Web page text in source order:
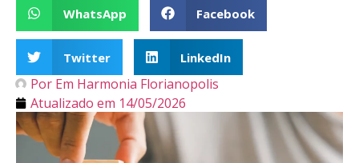
WhatsApp Facebook
Twitter LinkedIn
Por Em Harmonia Florianopolis
Atualizado em 14/05/2026